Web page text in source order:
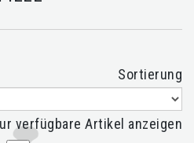
Sortierung
verfügbare Artikel anzeigen